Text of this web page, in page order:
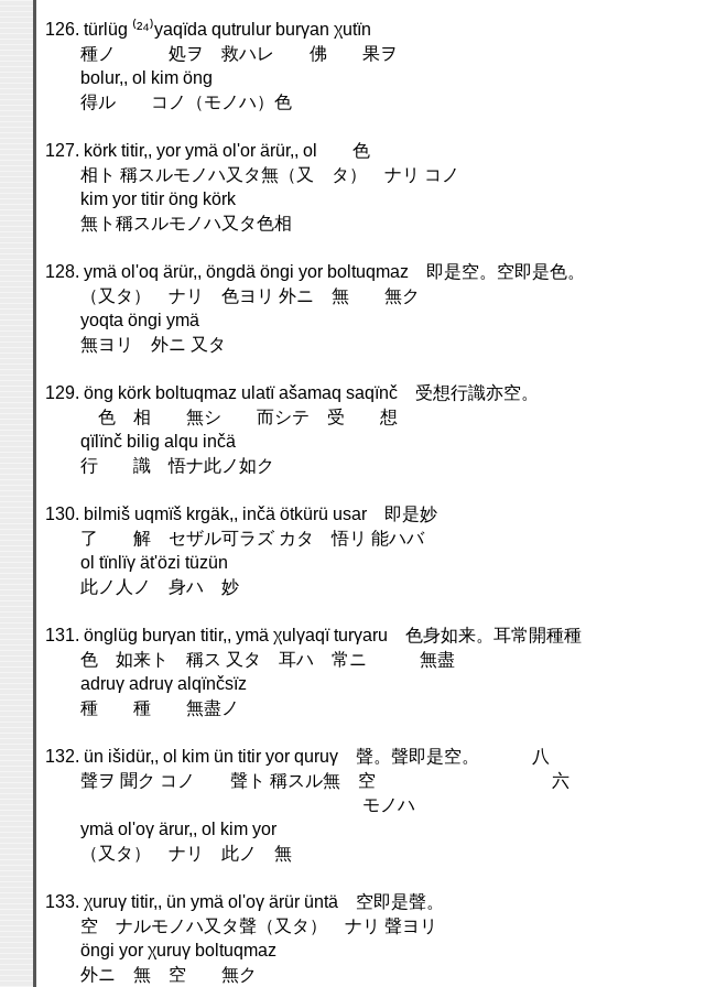
126. türlüg ⁽²⁴⁾yaqïda qutrulur burγan χutïn
種ノ 処ヲ 救ハレ 佛 果ヲ
bolur,, ol kim öng
得ル コノ（モノハ）色
127. körk titir,, yor ymä ol'or ärür,, ol 色
相ト 稱スルモノハ又タ無（又 タ） ナリ コノ
kim yor titir öng körk
無ト稱スルモノハ又タ色相
128. ymä ol'oq ärür,, öngdä öngi yor boltuqmaz 即是空。空即是色。
（又タ） ナリ 色ヨリ 外ニ 無 無ク
yoqta öngi ymä
無ヨリ 外ニ 又タ
129. öng körk boltuqmaz ulatï ašamaq saqïnč 受想行識亦空。
色 相 無シ 而シテ 受 想
qïlïnč bilig alqu inčä
行 識 悟ナ此ノ如ク
130. bilmiš uqmïš krgäk,, inčä ötkürü usar 即是妙
了 解 セザル可ラズ カタ 悟リ 能ハバ
ol tïnlïγ ät'özi tüzün
此ノ人ノ 身ハ 妙
131. önglüg burγan titir,, ymä χulγaqï turγaru 色身如来。耳常開種種
色 如来ト 稱ス 又タ 耳ハ 常ニ 無盡
adruγ adruγ alqïnčsïz
種 種 無盡ノ
132. ün išidür,, ol kim ün titir yor quruγ 聲。聲即是空。 八
聲ヲ 聞ク コノ 聲ト 稱スル無 空 六
モノハ
ymä ol'oγ ärur,, ol kim yor
（又タ） ナリ 此ノ 無
133. χuruγ titir,, ün ymä ol'oγ ärür üntä 空即是聲。
空 ナルモノハ又タ聲（又タ） ナリ 聲ヨリ
öngi yor χuruγ boltuqmaz
外ニ 無 空 無ク